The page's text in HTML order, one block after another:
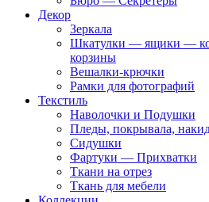
Декор
Зеркала
Шкатулки — ящики —
корзины
Вешалки-крючки
Рамки для фотографий
Текстиль
Наволочки и Подушки
Пледы, покрывала,
Сидушки
Фартуки — Прихватки
Ткани на отрез
Ткань для мебели